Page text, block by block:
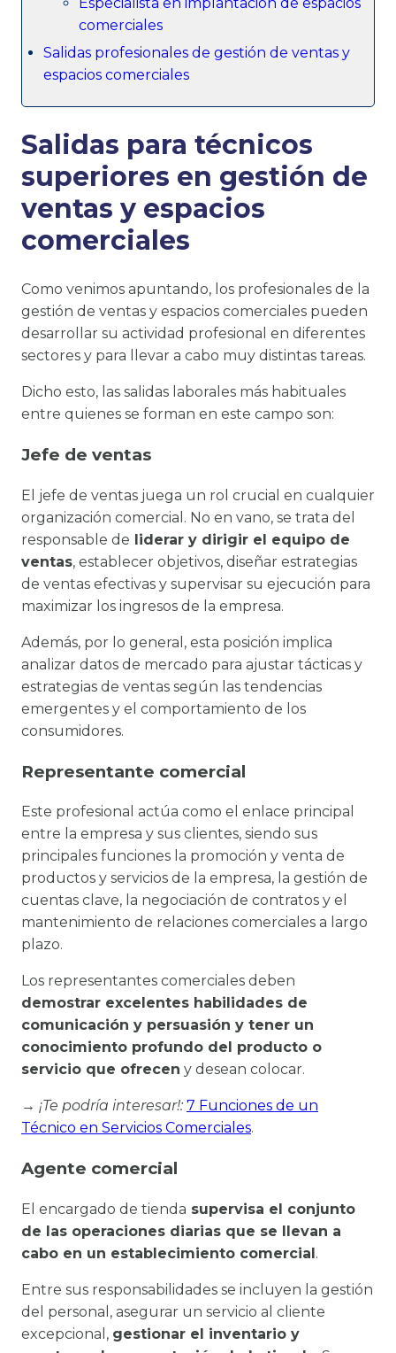
comerciales
Salidas profesionales de gestión de ventas y
espacios comerciales
Salidas para técnicos
superiores en gestión de
ventas y espacios
comerciales
Como venimos apuntando, los profesionales de la
gestión de ventas y espacios comerciales pueden
desarrollar su actividad profesional en diferentes
sectores y para llevar a cabo muy distintas tareas.
Dicho esto, las salidas laborales más habituales
entre quienes se forman en este campo son:
Jefe de ventas
El jefe de ventas juega un rol crucial en cualquier
organización comercial. No en vano, se trata del
responsable de liderar y dirigir el equipo de
ventas, establecer objetivos, diseñar estrategias
de ventas efectivas y supervisar su ejecución para
maximizar los ingresos de la empresa.
Además, por lo general, esta posición implica
analizar datos de mercado para ajustar tácticas y
estrategias de ventas según las tendencias
emergentes y el comportamiento de los
consumidores.
Representante comercial
Este profesional actúa como el enlace principal
entre la empresa y sus clientes, siendo sus
principales funciones la promoción y venta de
productos y servicios de la empresa, la gestión de
cuentas clave, la negociación de contratos y el
mantenimiento de relaciones comerciales a largo
plazo.
Los representantes comerciales deben
demostrar excelentes habilidades de
comunicación y persuasión y tener un
conocimiento profundo del producto o
servicio que ofrecen y desean colocar.
→ ¡Te podría interesar!: 7 Funciones de un
Técnico en Servicios Comerciales.
Agente comercial
El encargado de tienda supervisa el conjunto
de las operaciones diarias que se llevan a
cabo en un establecimiento comercial.
Entre sus responsabilidades se incluyen la gestión
del personal, asegurar un servicio al cliente
excepcional, gestionar el inventario y